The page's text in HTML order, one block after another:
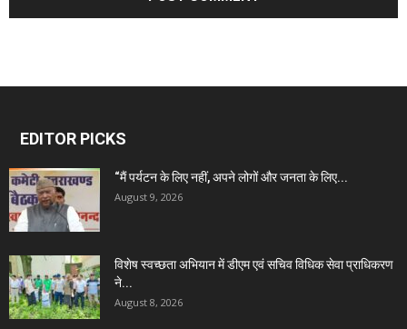
EDITOR PICKS
“मैं पर्यटन के लिए नहीं, अपने लोगों और जनता के लिए...
August 9, 2026
विशेष स्वच्छता अभियान में डीएम एवं सचिव विधिक सेवा प्राधिकरण
ने...
August 8, 2026